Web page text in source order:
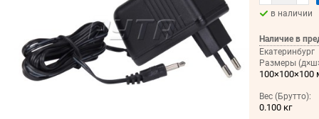
в наличии
Наличие в
Екатеринбург
Размеры
Вес (Брутто):
0.100 кг